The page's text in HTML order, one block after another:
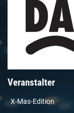
Veranstalter
X-Mas-Edition